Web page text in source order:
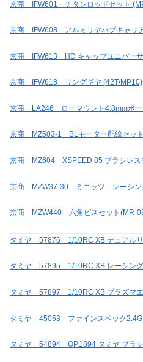
京商 IFW601 チタンロッドセット
京商 IFW608 アルミリヤハブキャリ
京商 IFW613 HD キャップユニバーサ
京商 IFW618 リングギヤ (42T/MP10)
京商 LA246 ローマウント4.8mmボー
京商 MZ503-1 BLモーター配線セット
京商 MZ604 XSPEED 85 ブラシレス
京商 MZW37-30 ミニッツ レーシン
京商 MZW440 六角ビスセット(MR-
タミヤ 57876 1/10RC XB デュアルリ
タミヤ 57895 1/10RC XB レーシング
タミヤ 57897 1/10RC XB プラズマエ
タミヤ 45053 ファインスペック2.4G
タミヤ 54894 OP.1894 タミヤ ブラシ